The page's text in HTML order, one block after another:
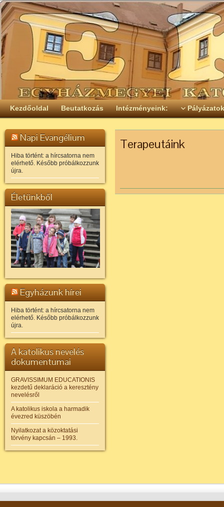
Kezdőoldal Beutatkozás Intézményeink: Pályázatok
Napi Evangélium
Hiba történt: a hírcsatorna nem
elérhető. Később próbálkozzunk
újra.
Életünkből
Egyházunk hírei
Hiba történt: a hírcsatorna nem
elérhető. Később próbálkozzunk
újra.
A katolikus nevelés
dokumentumai
GRAVISSIMUM EDUCATIONIS
kezdetű deklaráció a keresztény
nevelésről
A katolikus iskola a harmadik
évezred küszöbén
Nyilatkozat a közoktatási
törvény kapcsán – 1993.
Terapeutáink